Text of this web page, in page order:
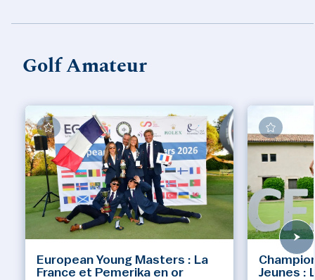
Golf Amateur
European Young Masters : La
France et Pemerika en or
Jeunes :